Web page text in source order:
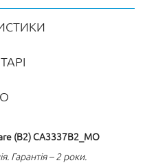
(B2) CA3337B2_MO
Гарантія – 2 роки.